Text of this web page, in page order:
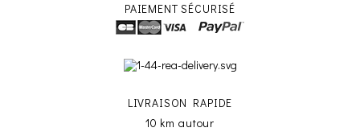
PAIEMENT SÉCURISÉ
LIVRAISON RAPIDE
10 km autour